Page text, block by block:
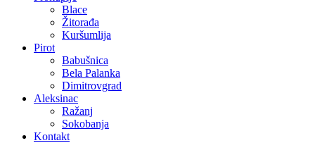
Blace
Žitorađa
Kuršumlija
Pirot
Babušnica
Bela Palanka
Dimitrovgrad
Aleksinac
Ražanj
Sokobanja
Kontakt